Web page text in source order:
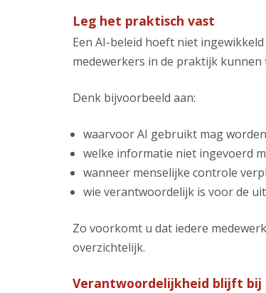
Leg het praktisch vast
Een AI-beleid hoeft niet
medewerkers in de praktijk kunnen
Denk bijvoorbeeld aan:
waarvoor AI gebruikt mag
welke informatie niet ingevoerd
wanneer menselijke controle
wie verantwoordelijk is voor de
Zo voorkomt u dat iedere
overzichtelijk.
Verantwoordelijkheid blijft bij